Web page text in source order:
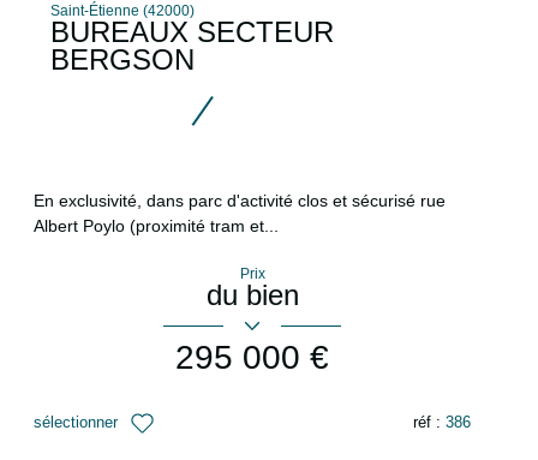
Saint-Étienne (42000)
BUREAUX SECTEUR
BERGSON
En exclusivité, dans parc d'activité clos et sécurisé rue
Albert Poylo (proximité tram et...
Prix
du bien
295 000 €
sélectionner réf : 386